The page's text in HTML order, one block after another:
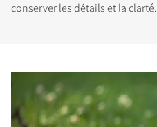
conserver les détails et la clarté.